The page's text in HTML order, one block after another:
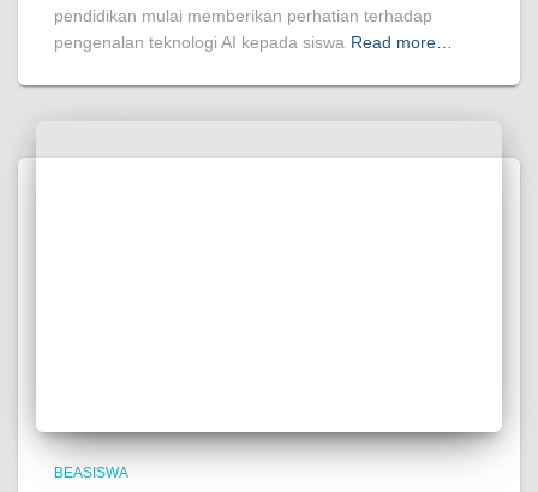
pendidikan mulai memberikan perhatian terhadap
pengenalan teknologi AI kepada siswa Read more…
BEASISWA